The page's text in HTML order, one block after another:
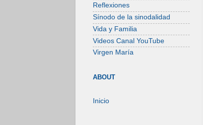
Reflexiones
Sínodo de la sinodalidad
Vida y Familia
Videos Canal YouTube
Virgen María
ABOUT
Inicio